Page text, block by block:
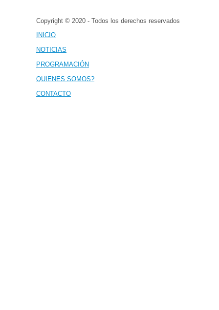
Copyright © 2020 - Todos los derechos reservados
INICIO
NOTICIAS
PROGRAMACIÓN
QUIENES SOMOS?
CONTACTO